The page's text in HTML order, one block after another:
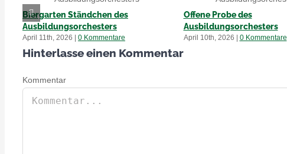
Biergarten Ständchen des
Ausbildungsorchesters
April 11th, 2026 0 Kommentare
Offene Probe des
Ausbildungsorchesters
April 10th, 2026 0 Kommentare
Hinterlasse einen Kommentar
Kommentar